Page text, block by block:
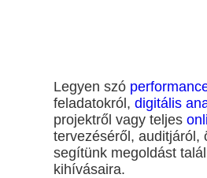
Legyen szó
feladatokról, digitális
projektről vagy teljes
tervezéséről, auditjáról,
segítünk megoldást
kihívásaira.